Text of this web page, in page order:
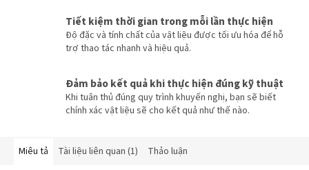
Tiết kiệm thời gian trong mỗi lần thực hiện
Độ đặc và tính chất của vật liệu được tối ưu hóa để hỗ
trợ thao tác nhanh và hiệu quả.
Đảm bảo kết quả khi thực hiện đúng kỹ thuật
Khi tuân thủ đúng quy trình khuyến nghị, bạn sẽ biết
chính xác vật liệu sẽ cho kết quả như thế nào.
Miêu tả Tài liệu liên quan (1) Thảo luận